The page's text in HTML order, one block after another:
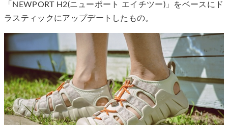
「NEWPORT H2(ニューポート エイチツー)」をベースにド
ラスティックにアップデートしたもの。